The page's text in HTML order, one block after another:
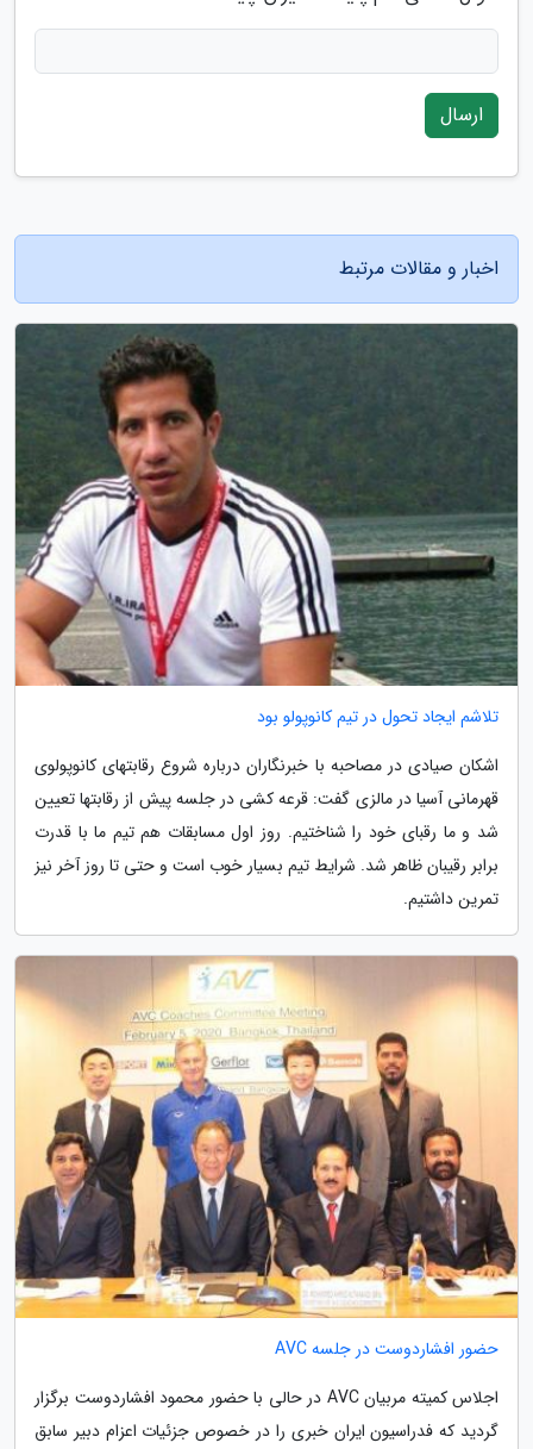
ارسال
اخبار و مقالات مرتبط
تلاشم ایجاد تحول در تیم کانوپولو بود
اشکان صیادی در مصاحبه با خبرنگاران درباره شروع رقابتهای کانوپولوی
قهرمانی آسیا در مالزی گفت: قرعه کشی در جلسه پیش از رقابتها تعیین
شد و ما رقبای خود را شناختیم. روز اول مسابقات هم تیم ما با قدرت
برابر رقیبان ظاهر شد. شرایط تیم بسیار خوب است و حتی تا روز آخر نیز
تمرین داشتیم.
حضور افشاردوست در جلسه AVC
اجلاس کمیته مربیان AVC در حالی با حضور محمود افشاردوست برگزار
گردید که فدراسیون ایران خبری را در خصوص جزئیات اعزام دبیر سابق